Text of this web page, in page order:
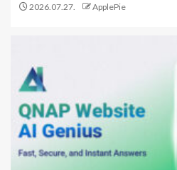
2026.07.27. ApplePie